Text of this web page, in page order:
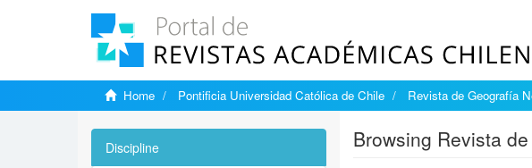
Home Pontificia Universidad Católica de Chile Revista de Geografía
Browsing Revista
Discipline